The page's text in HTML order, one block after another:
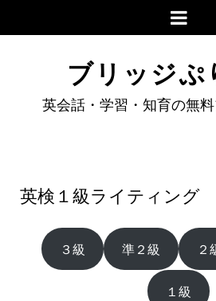
ブリッジぷ
英会話・学習・知育の無
英検１級ライティング
３級 準２級 ２
１級